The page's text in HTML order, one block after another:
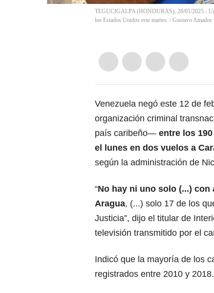
TEGUCIGALPA (HONDURAS), 28/01/2025.- Un
los Estados Unidos este martes. / Gustavo Amador
Venezuela negó este 12 de
organización criminal
país caribeño— entre los
el lunes en dos vuelos a
según la administración de
“No hay ni uno solo (...)
Aragua, (...) solo 17 de los
Justicia”, dijo el titular de
televisión transmitido por el
Indicó que la mayoría de los
registrados entre 2010 y 2018.